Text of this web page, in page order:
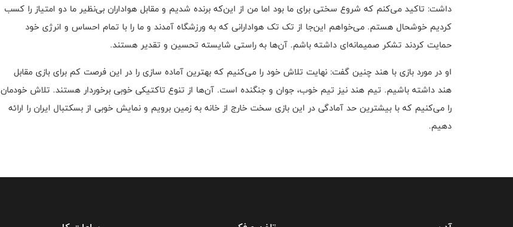
داشت: تاکید می‌کنم که شروع سختی برای ما بود اما من از این‌که برنده شدیم و مقابل هواداران بی‌نظیر ما دو امتیاز را کسب
کردیم خوشحال هستم. می‌خواهم این‌جا از تک تک هوادارانی که به ورزشگاه آمدند و ما را با تمام احساس و انرژی خود
حمایت کردند تشکر صمیمانه‌ای داشته باشم. آن‌ها به راستی شایسته تحسین و تقدیر هستند.
او در مورد بازی با هند چنین گفت: نهایت تلاش خود را می‌کنیم که بهترین آماده سازی را در این فرصت کم برای بازی مقابل
هند داشته باشیم. تیم هند نیز تیم خوب، جوان و جنگنده است. آن‌ها از تنوع تاکتیکی خوبی برخوردار هستند. تلاش خودمان
را می‌کنیم که با بیشترین حد آمادگی در این بازی سخت خارج از خانه به زمین برویم و نمایش خوبی از بسکتبال ایران را ارائه
دهیم.